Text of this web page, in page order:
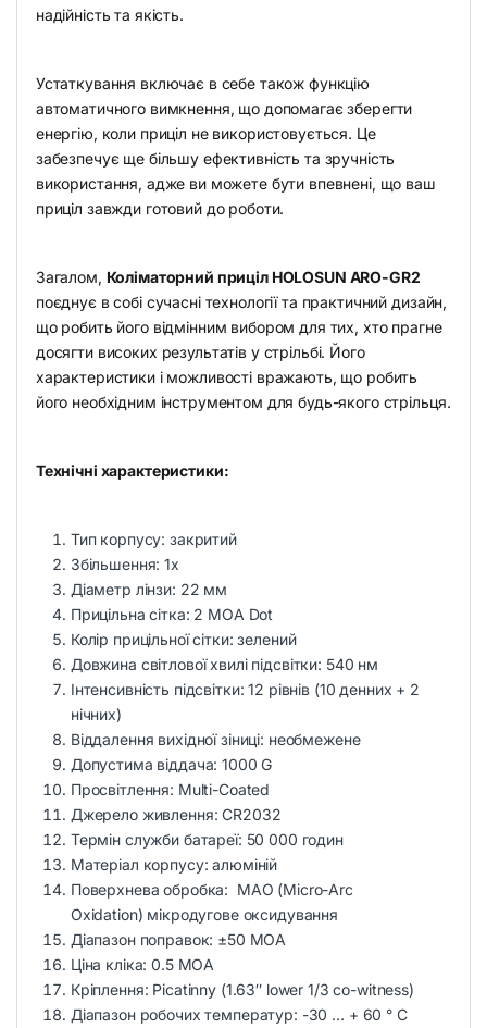
надійність та якість.
Устаткування включає в себе також функцію
автоматичного вимкнення, що допомагає зберегти
енергію, коли приціл не використовується. Це
забезпечує ще більшу ефективність та зручність
використання, адже ви можете бути впевнені, що ваш
приціл завжди готовий до роботи.
Загалом, Коліматорний приціл HOLOSUN ARO-GR2
поєднує в собі сучасні технології та практичний дизайн,
що робить його відмінним вибором для тих, хто прагне
досягти високих результатів у стрільбі. Його
характеристики і можливості вражають, що робить
його необхідним інструментом для будь-якого стрільця.
Технічні характеристики:
Тип корпусу: закритий
Збільшення: 1x
Діаметр лінзи: 22 мм
Прицільна сітка: 2 MOA Dot
Колір прицільної сітки: зелений
Довжина світлової хвилі підсвітки: 540 нм
Інтенсивність підсвітки: 12 рівнів (10 денних + 2
нічних)
Віддалення вихідної зіниці: необмежене
Допустима віддача: 1000 G
Просвітлення: Multi-Coated
Джерело живлення: CR2032
Термін служби батареї: 50 000 годин
Матеріал корпусу: алюміній
Поверхнева обробка: MAO (Micro-Arc
Oxidation) мікродугове оксидування
Діапазон поправок: ±50 МОА
Ціна кліка: 0.5 МОА
Кріплення: Picatinny (1.63″ lower 1/3 co-witness)
Діапазон робочих температур: -30 … + 60 ° C